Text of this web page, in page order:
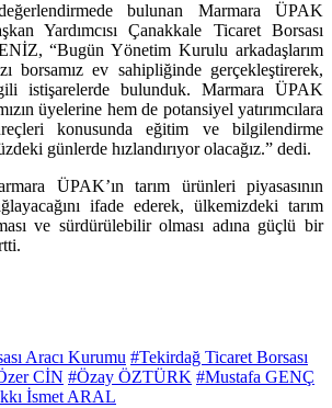
bulunan Marmara ÜPAK
Yardımcısı Çanakkale Ticaret Borsası
“Bugün Yönetim Kurulu arkadaşlarım
borsamız ev sahipliğinde gerçekleştirerek,
istişarelerde bulunduk. Marmara ÜPAK
üyelerine hem de potansiyel yatırımcılara
konusunda eğitim ve bilgilendirme
günlerde hızlandırıyor olacağız.” dedi.
ÜPAK’ın tarım ürünleri piyasasının
ifade ederek, ülkemizdeki tarım
ve sürdürülebilir olması adına güçlü bir
Aracı Kurumu #Tekirdağ Ticaret Borsası
CİN #Özay ÖZTÜRK #Mustafa GENÇ
İsmet ARAL